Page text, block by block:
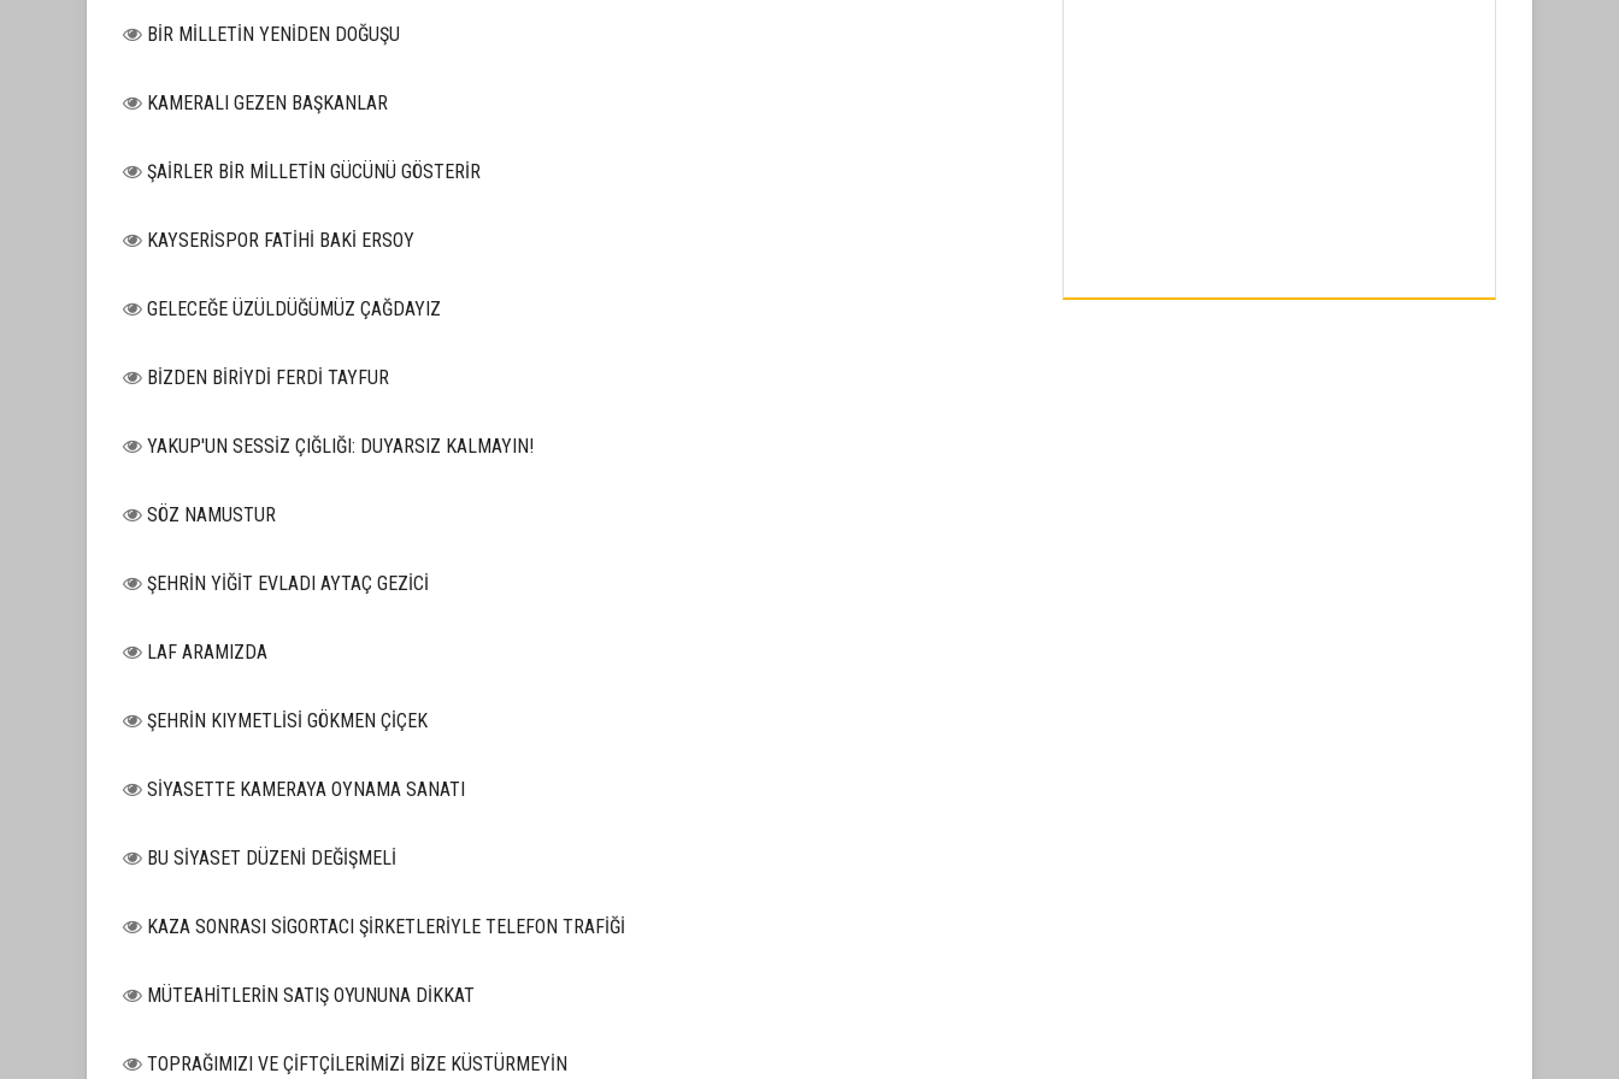
BİR MİLLETİN YENİDEN DOĞUŞU
KAMERALI GEZEN BAŞKANLAR
ŞAİRLER BİR MİLLETİN GÜCÜNÜ GÖSTERİR
KAYSERİSPOR FATİHİ BAKİ ERSOY
GELECEĞE ÜZÜLDÜĞÜMÜZ ÇAĞDAYIZ
BİZDEN BİRİYDİ FERDİ TAYFUR
YAKUP'UN SESSİZ ÇIĞLIĞI: DUYARSIZ KALMAYIN!
SÖZ NAMUSTUR
ŞEHRİN YİĞİT EVLADI AYTAÇ GEZİCİ
LAF ARAMIZDA
ŞEHRİN KIYMETLİSİ GÖKMEN ÇİÇEK
SİYASETTE KAMERAYA OYNAMA SANATI
BU SİYASET DÜZENİ DEĞİŞMELİ
KAZA SONRASI SİGORTACI ŞİRKETLERİYLE TELEFON TRAFİĞİ
MÜTEAHİTLERİN SATIŞ OYUNUNA DİKKAT
TOPRAĞIMIZI VE ÇİFTÇİLERİMİZİ BİZE KÜSTÜRMEYİN